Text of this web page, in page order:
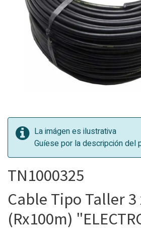
La imágen es ilustrativa
Guíese por la descripción del
TN1000325
Cable Tipo Taller 3
(Rx100m)